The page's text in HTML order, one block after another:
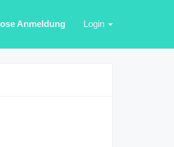
Anmeldung Login